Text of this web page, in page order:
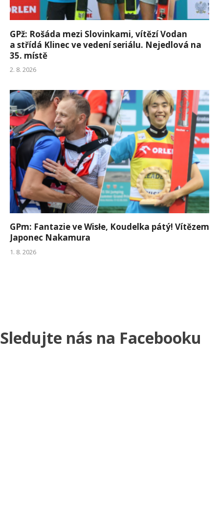
GPž: Rošáda mezi Slovinkami, vítězí Vodan
a střídá Klinec ve vedení seriálu. Nejedlová na
35. místě
2. 8. 2026
GPm: Fantazie ve Wisłe, Koudelka pátý! Vítězem
Japonec Nakamura
1. 8. 2026
Sledujte nás na Facebooku